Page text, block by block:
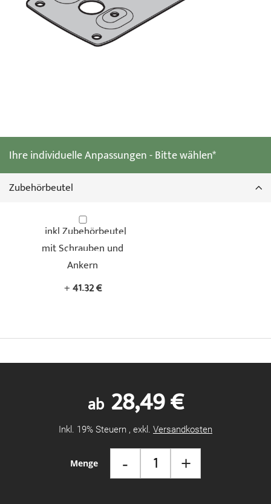
Menge - +
ab 28,49 €
Inkl. 19% Steuern , exkl. Versandkosten
Ihre individuelle Anpassungen - Bitte wählen*
Zubehörbeutel
inkl Zubehörbeutel
mit Schrauben und
Ankern
+41,32 €
Bildgalerie